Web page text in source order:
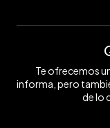
Te ofrecemos
informa, pero
de lo